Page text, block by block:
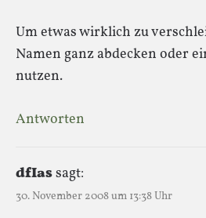
Um etwas wirklich zu
Namen ganz abdecken oder
nutzen.
Antworten
dfIassagt:
30. November 2008 um 13:38 Uhr